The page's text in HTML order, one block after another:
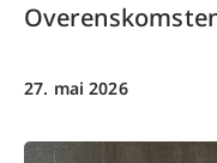
27. mai 2026